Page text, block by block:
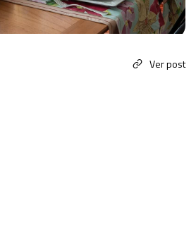
Ver post